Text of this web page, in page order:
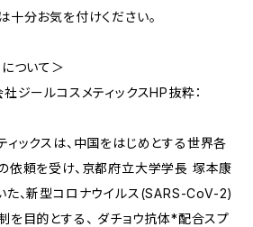
分お気を付けください。
ついて＞
ジールコスメティックスHP抜粋：
ックスは、中国をはじめとする世界各
依頼を受け、京都府立大学学長 塚本康
た、新型コロナウイルス(SARS-CoV-2)
を目的とする、 ダチョウ抗体*配合スプ